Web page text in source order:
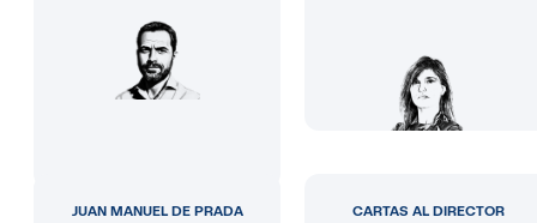
JUAN MANUEL DE PRADA CARTAS AL DIRECTOR